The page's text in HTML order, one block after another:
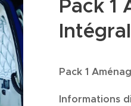
Pack 1
Pack 1
Informations